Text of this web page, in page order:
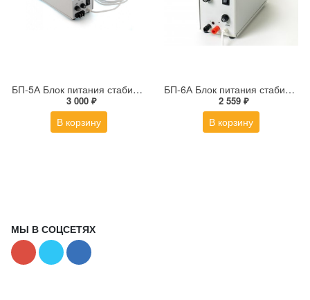
БП-5А Блок питания стабилизированный
3 000 ₽
В корзину
БП-6А Блок питания стабилизированный
2 559 ₽
В корзину
МЫ В СОЦСЕТЯХ